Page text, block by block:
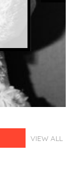
VIEW ALL